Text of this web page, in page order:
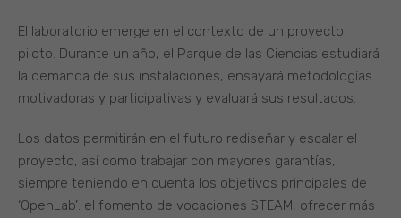
El laboratorio emerge en el contexto de un proyecto
piloto. Durante un año, el Parque de las Ciencias estudiará
la demanda de sus instalaciones, ensayará metodologías
motivadoras y participativas y evaluará sus resultados.
Los datos permitirán en el futuro rediseñar y escalar el
proyecto, así como trabajar con mayores garantías,
siempre teniendo en cuenta los objetivos principales de
‘OpenLab’: el fomento de vocaciones STEAM, ofrecer más